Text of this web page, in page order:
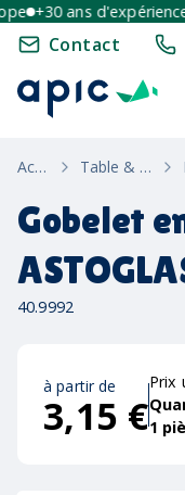
+30 ans d'expérience
Contact
Accueil Table & Maison
Gobelet
40.9992
à partir de
3,15 €
Prix
1